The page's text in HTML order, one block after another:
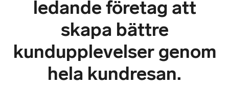
ledande företag att
skapa bättre
kundupplevelser genom
hela kundresan.